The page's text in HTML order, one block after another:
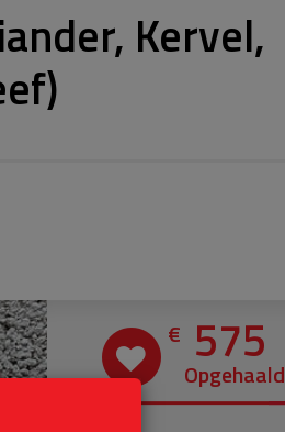
Kervel,
€ 575
Opgehaald